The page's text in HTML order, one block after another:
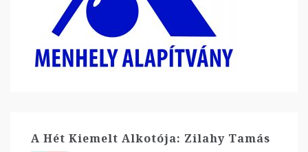
A Hét Kiemelt Alkotója: Zilahy Tamás